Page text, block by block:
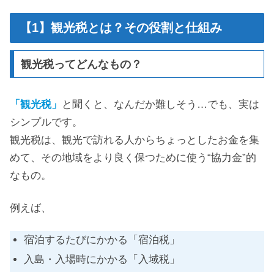
【1】観光税とは？その役割と仕組み
観光税ってどんなもの？
「観光税」
と聞くと、なんだか難しそう…でも、実は
シンプルです。
観光税は、観光で訪れる人からちょっとしたお金を集
めて、その地域をより良く保つために使う“協力金”的
なもの。
例えば、
宿泊するたびにかかる「宿泊税」
入島・入場時にかかる「入域税」